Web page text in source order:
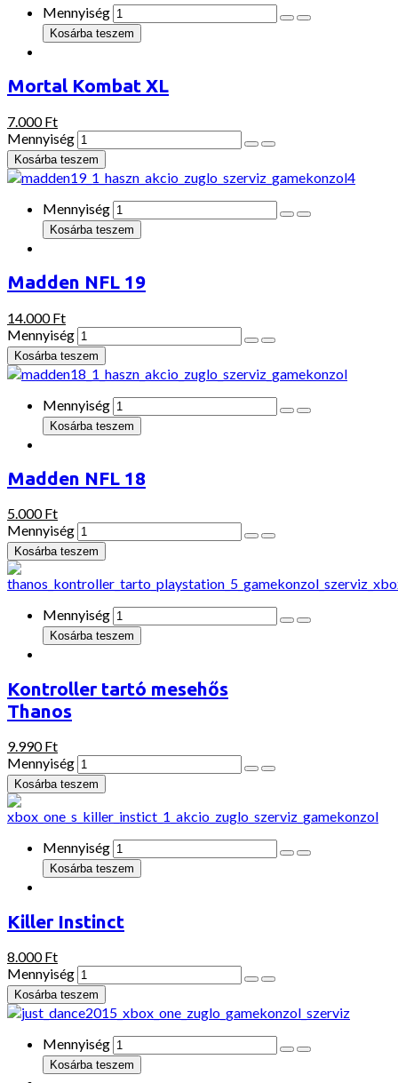
Mennyiség
Mortal Kombat XL
7.000 Ft
Mennyiség
Mennyiség
Madden NFL 19
14.000 Ft
Mennyiség
Mennyiség
Madden NFL 18
5.000 Ft
Mennyiség
Mennyiség
Kontroller tartó mesehős
Thanos
9.990 Ft
Mennyiség
Mennyiség
Killer Instinct
8.000 Ft
Mennyiség
Mennyiség